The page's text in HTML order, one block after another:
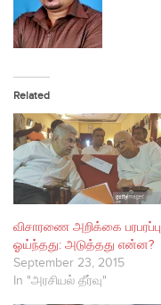
Related
விசாரணை அறிக்கை பரபரப்பு
ஓய்ந்தது: அடுத்தது என்ன?
September 23, 2015
In "அரசியல் தீர்வு"